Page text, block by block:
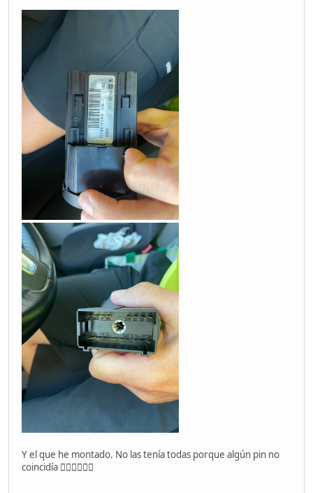
Y el que he montado. No las tenía todas porque algún pin no
coincidía 👇🏼👇🏼👇🏼